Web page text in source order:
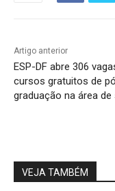
Artigo anterior
ESP-DF abre 306
cursos gratuitos de
graduação na área de
VEJA TAMBÉM